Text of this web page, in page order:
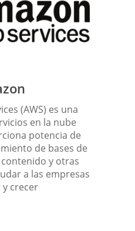
(AWS) es una
en la nube
potencia de
de bases de
y otras
a las empresas
y crecer